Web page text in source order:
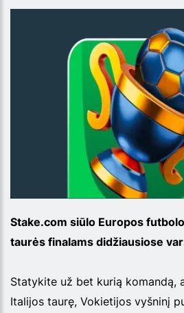
Stake.com siūlo Europos
taurės finalams didžiausiose
Statykite už bet kurią komandą,
Italijos taurę, Vokietijos vyšninį